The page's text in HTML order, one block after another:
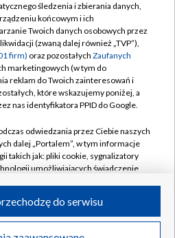
TVP
TVP
prywatności
zgody
Pomoc
Kontakt
Kanały
Polska S.A. w likwidacji
śledzenia i zbierania danych,
końcowym i ich
Twoich danych osobowych przez
(zwaną dalej również „TVP”),
firm) oraz pozostałych Zaufanych
marketingowych (w tym do
reklam do Twoich zainteresowań i
które wskazujemy poniżej, a
nas identyfikatora PPID do Google.
odwiedzania przez Ciebie naszych
dalej „Portalem”, w tym informacje
takich jak: pliki cookie, sygnalizatory
umożliwiających świadczenie
odwiedzania przez Ciebie
do serwisu